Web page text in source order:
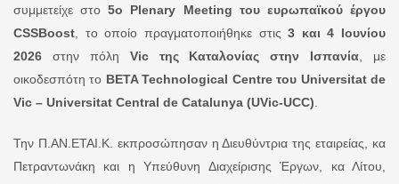
συμμετείχε στο5ο Plenary Meeting του ευρωπαϊκού έργου
CSSBoost , το οποίο πραγματοποιήθηκε στις3 και 4 Ιουνίου
2026 στην πόλη Vic της Καταλονίας στην Ισπανία , με
οικοδεσπότη το BETA Technological Centre του Universitat de
Vic – Universitat Central de Catalunya (UVic-UCC)
Την Π.ΑΝ.ΕΤΑΙ.Κ. εκπροσώπησαν η Διευθύντρια της εταιρείας, κα
Πετραντωνάκη και η Υπεύθυνη Διαχείρισης Έργων, κα Λίτου,